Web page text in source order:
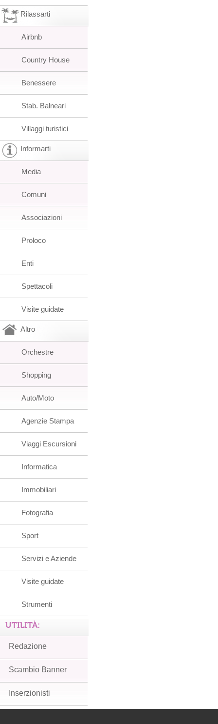
Rilassarti
Airbnb
Country House
Benessere
Stab. Balneari
Villaggi turistici
Informarti
Media
Comuni
Associazioni
Proloco
Enti
Spettacoli
Visite guidate
Altro
Orchestre
Shopping
Auto/Moto
Agenzie Stampa
Viaggi Escursioni
Informatica
Immobiliari
Fotografia
Sport
Servizi e Aziende
Visite guidate
Strumenti
UTILITÀ:
Redazione
Scambio Banner
Inserzionisti